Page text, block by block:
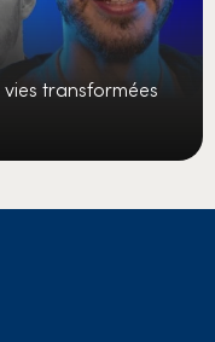
transformées